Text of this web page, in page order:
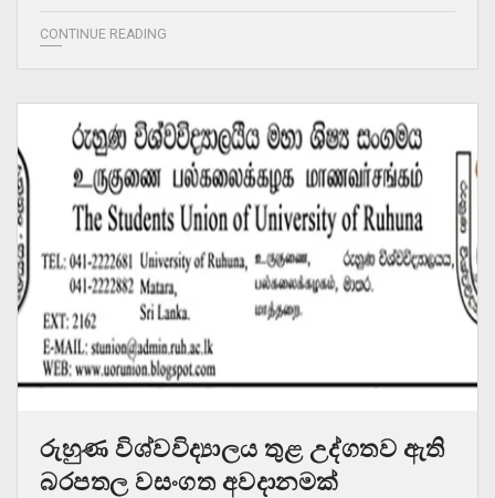
CONTINUE READING
රුහුණ විශ්වවිද්‍යාලය තුළ උද්ගතව ඇති
බරපතල වසංගත අවදානමක්